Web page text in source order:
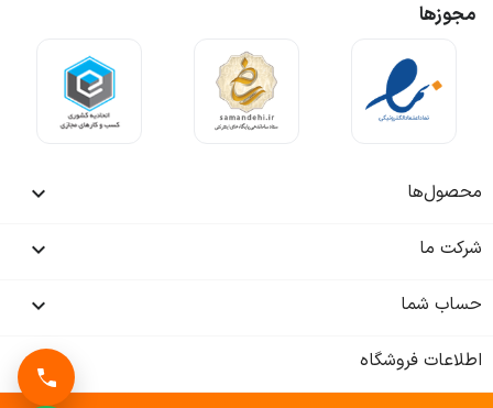
مجوزها
محصول‌ها 
شرکت ما 
حساب شما 
اطلاعات فروشگاه keyboard_arrow_down